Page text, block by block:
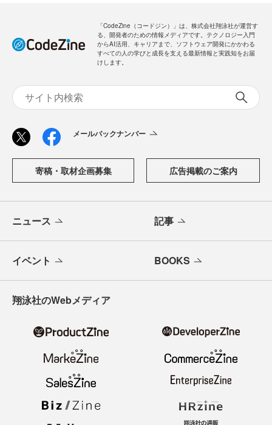
ログイン
からAI活用、キャリアまで、ソフトウェア開発にかかわる
すべての人の学びと成長を支える最新情報と実践知をお届
ニュース 記事
イベント BOOKS